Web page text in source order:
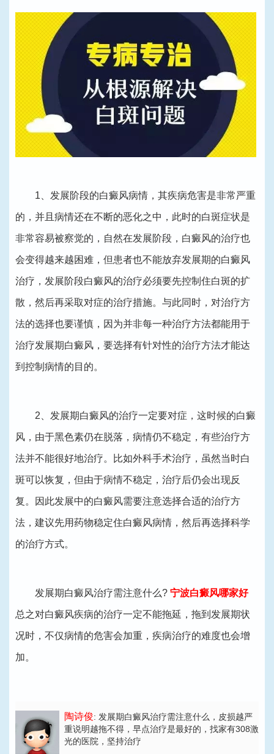
1、发展阶段的白癜风病情，其疾病危害是非常严重
的，并且病情还在不断的恶化之中，此时的白斑症状是
非常容易被察觉的，自然在发展阶段，白癜风的治疗也
会变得越来越困难，但患者也不能放弃发展期的白癜风
治疗，发展阶段白癜风的治疗必须要先控制住白斑的扩
散，然后再采取对症的治疗措施。与此同时，对治疗方
法的选择也要谨慎，因为并非每一种治疗方法都能用于
治疗发展期白癜风，要选择有针对性的治疗方法才能达
到控制病情的目的。
2、发展期白癜风的治疗一定要对症，这时候的白癜
风，由于黑色素仍在脱落，病情仍不稳定，有些治疗方
法并不能很好地治疗。比如外科手术治疗，虽然当时白
斑可以恢复，但由于病情不稳定，治疗后仍会出现反
复。因此发展中的白癜风需要注意选择合适的治疗方
法，建议先用药物稳定住白癜风病情，然后再选择科学
的治疗方式。
发展期白癜风治疗需注意什么?宁波白癜风哪家好
总之对白癜风疾病的治疗一定不能拖延，拖到发展期状
况时，不仅病情的危害会加重，疾病治疗的难度也会增
加。
陶诗俊: 发展期白癜风治疗需注意什么 ，皮损越严
重说明越拖不得，早点治疗是最好的，找家有308激
光的医院，坚持治疗